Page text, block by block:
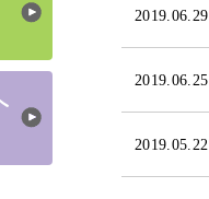
2019.06.29
2019.06.25
2019.05.22